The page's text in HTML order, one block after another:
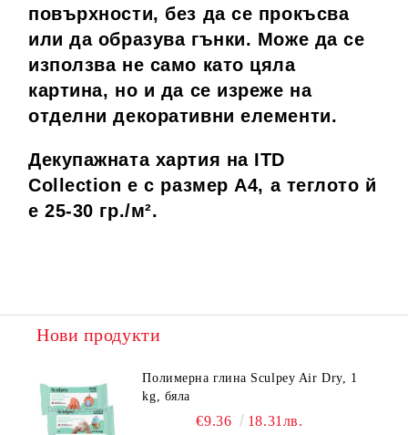
повърхности, без да се прокъсва
или да образува гънки. Може да се
използва не само като цяла
картина, но и да се изреже на
отделни декоративни елементи.
Декупажната хартия на ITD
Collection е с размер A4, а теглото й
е 25-30 гр./м².
Нови продукти
Полимерна глина Sculpey Air Dry, 1
kg, бяла
€9.36 18.31лв.